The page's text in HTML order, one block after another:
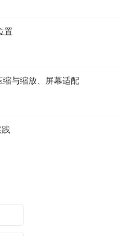
置
与缩放、屏幕适配